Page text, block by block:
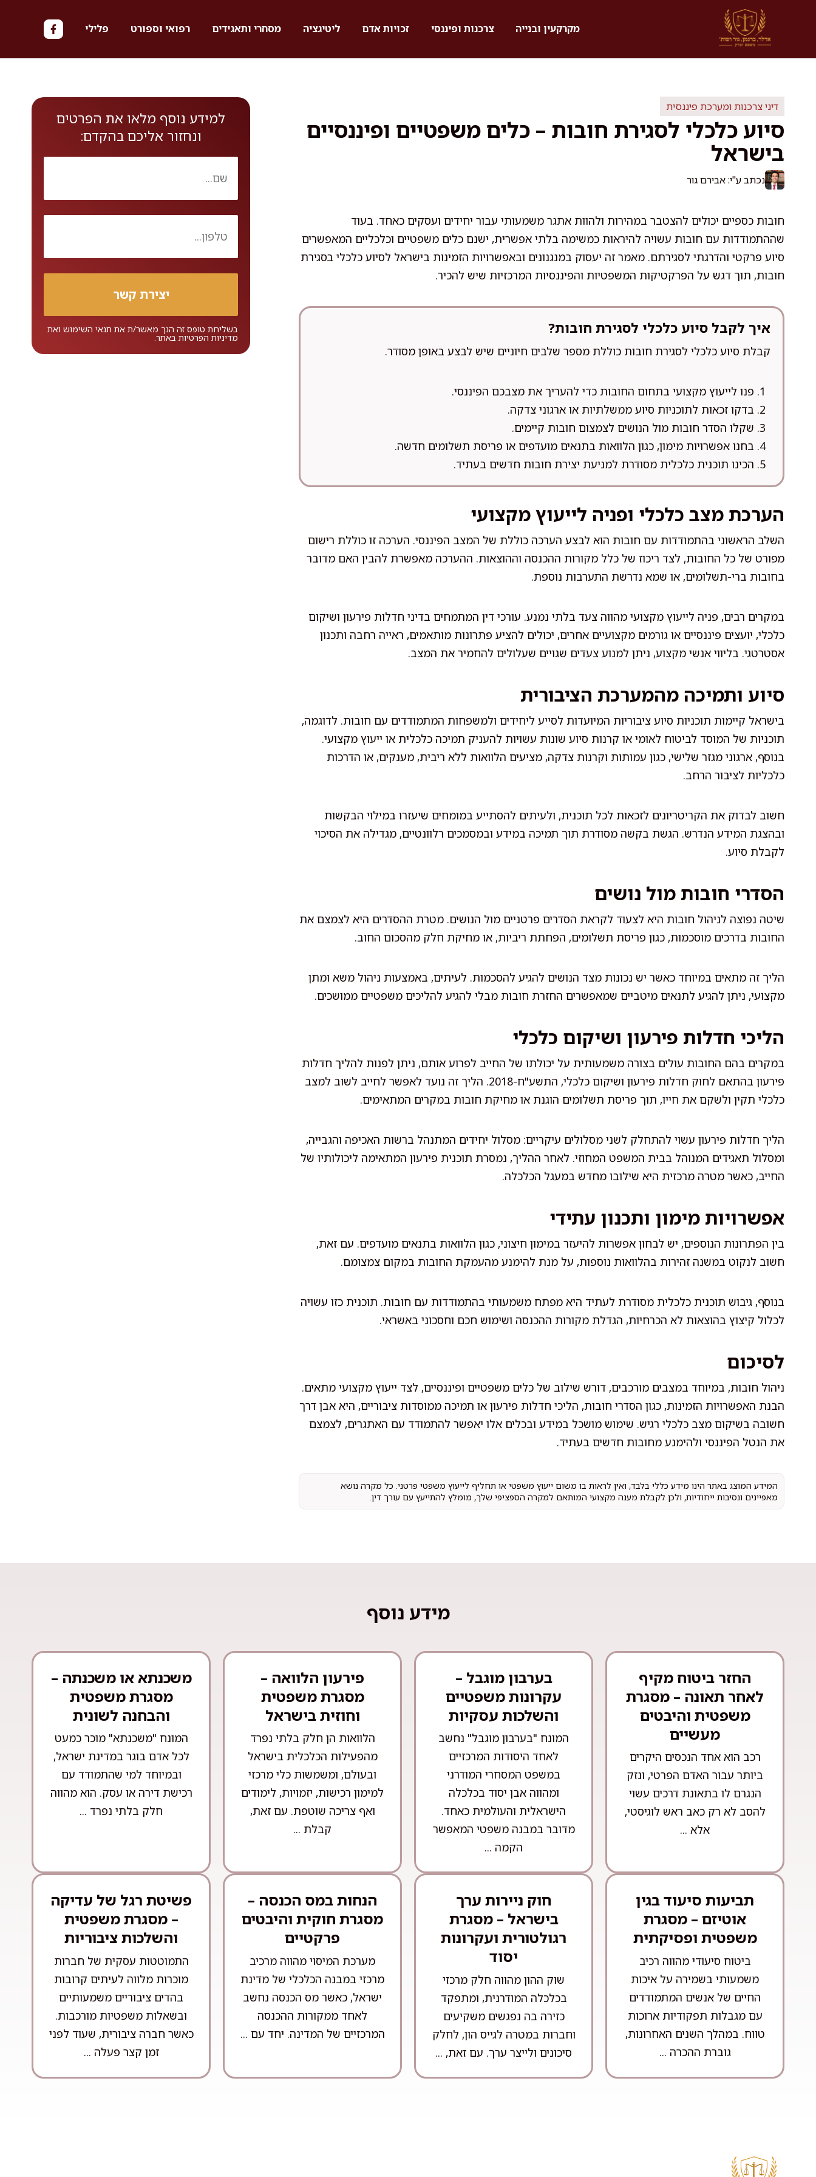
מקרקעין ובנייה צרכנות ופיננסי זכויות אדם ליטיגציה מסחרי ותאגידים רפואי וספורט פלילי
דיני צרכנות ומערכת פיננסית
סיוע כלכלי לסגירת חובות – כלים משפטיים ופיננסיים
בישראל
נכתב ע"י: אבירם גור
חובות כספיים יכולים להצטבר במהירות ולהוות אתגר משמעותי עבור יחידים ועסקים כאחד. בעוד
שההתמודדות עם חובות עשויה להיראות כמשימה בלתי אפשרית, ישנם כלים משפטיים וכלכליים המאפשרים
סיוע פרקטי והדרגתי לסגירתם. מאמר זה יעסוק במנגנונים ובאפשרויות הזמינות בישראל לסיוע כלכלי בסגירת
חובות, תוך דגש על הפרקטיקות המשפטיות והפיננסיות המרכזיות שיש להכיר.
איך לקבל סיוע כלכלי לסגירת חובות?
קבלת סיוע כלכלי לסגירת חובות כוללת מספר שלבים חיוניים שיש לבצע באופן מסודר.
פנו לייעוץ מקצועי בתחום החובות כדי להעריך את מצבכם הפיננסי.
בדקו זכאות לתוכניות סיוע ממשלתיות או ארגוני צדקה.
שקלו הסדר חובות מול הנושים לצמצום חובות קיימים.
בחנו אפשרויות מימון, כגון הלוואות בתנאים מועדפים או פריסת תשלומים חדשה.
הכינו תוכנית כלכלית מסודרת למניעת יצירת חובות חדשים בעתיד.
הערכת מצב כלכלי ופניה לייעוץ מקצועי
השלב הראשוני בהתמודדות עם חובות הוא לבצע הערכה כוללת של המצב הפיננסי. הערכה זו כוללת רישום
מפורט של כל החובות, לצד ריכוז של כלל מקורות ההכנסה וההוצאות. ההערכה מאפשרת להבין האם מדובר
בחובות ברי-תשלומים, או שמא נדרשת התערבות נוספת.
במקרים רבים, פניה לייעוץ מקצועי מהווה צעד בלתי נמנע. עורכי דין המתמחים בדיני חדלות פירעון ושיקום
כלכלי, יועצים פיננסיים או גורמים מקצועיים אחרים, יכולים להציע פתרונות מותאמים, ראייה רחבה ותכנון
אסטרטגי. בליווי אנשי מקצוע, ניתן למנוע צעדים שגויים שעלולים להחמיר את המצב.
סיוע ותמיכה מהמערכת הציבורית
בישראל קיימות תוכניות סיוע ציבוריות המיועדות לסייע ליחידים ולמשפחות המתמודדים עם חובות. לדוגמה,
תוכניות של המוסד לביטוח לאומי או קרנות סיוע שונות עשויות להעניק תמיכה כלכלית או ייעוץ מקצועי.
בנוסף, ארגוני מגזר שלישי, כגון עמותות וקרנות צדקה, מציעים הלוואות ללא ריבית, מענקים, או הדרכות
כלכליות לציבור הרחב.
חשוב לבדוק את הקריטריונים לזכאות לכל תוכנית, ולעיתים להסתייע במומחים שיעזרו במילוי הבקשות
ובהצגת המידע הנדרש. הגשת בקשה מסודרת תוך תמיכה במידע ובמסמכים רלוונטיים, מגדילה את הסיכוי
לקבלת סיוע.
הסדרי חובות מול נושים
שיטה נפוצה לניהול חובות היא לצעוד לקראת הסדרים פרטניים מול הנושים. מטרת ההסדרים היא לצמצם את
החובות בדרכים מוסכמות, כגון פריסת תשלומים, הפחתת ריביות, או מחיקת חלק מהסכום החוב.
הליך זה מתאים במיוחד כאשר יש נכונות מצד הנושים להגיע להסכמות. לעיתים, באמצעות ניהול משא ומתן
מקצועי, ניתן להגיע לתנאים מיטביים שמאפשרים החזרת חובות מבלי להגיע להליכים משפטיים ממושכים.
הליכי חדלות פירעון ושיקום כלכלי
במקרים בהם החובות עולים בצורה משמעותית על יכולתו של החייב לפרוע אותם, ניתן לפנות להליך חדלות
פירעון בהתאם לחוק חדלות פירעון ושיקום כלכלי, התשע"ח-2018. הליך זה נועד לאפשר לחייב לשוב למצב
כלכלי תקין ולשקם את חייו, תוך פריסת תשלומים הוגנת או מחיקת חובות במקרים המתאימים.
הליך חדלות פירעון עשוי להתחלק לשני מסלולים עיקריים: מסלול יחידים המתנהל ברשות האכיפה והגבייה,
ומסלול תאגידים המנוהל בבית המשפט המחוזי. לאחר ההליך, נמסרת תוכנית פירעון המתאימה ליכולותיו של
החייב, כאשר מטרה מרכזית היא שילובו מחדש במעגל הכלכלה.
אפשרויות מימון ותכנון עתידי
בין הפתרונות הנוספים, יש לבחון אפשרות להיעזר במימון חיצוני, כגון הלוואות בתנאים מועדפים. עם זאת,
חשוב לנקוט במשנה זהירות בהלוואות נוספות, על מנת להימנע מהעמקת החובות במקום צמצומם.
בנוסף, גיבוש תוכנית כלכלית מסודרת לעתיד היא מפתח משמעותי בהתמודדות עם חובות. תוכנית כזו עשויה
לכלול קיצוץ בהוצאות לא הכרחיות, הגדלת מקורות ההכנסה ושימוש חכם וחסכוני באשראי.
לסיכום
ניהול חובות, במיוחד במצבים מורכבים, דורש שילוב של כלים משפטיים ופיננסיים, לצד ייעוץ מקצועי מתאים.
הבנת האפשרויות הזמינות, כגון הסדרי חובות, הליכי חדלות פירעון או תמיכה ממוסדות ציבוריים, היא אבן דרך
חשובה בשיקום מצב כלכלי רגיש. שימוש מושכל במידע ובכלים אלו יאפשר להתמודד עם האתגרים, לצמצם
את הנטל הפיננסי ולהימנע מחובות חדשים בעתיד.
המידע המוצג באתר הינו מידע כללי בלבד, ואין לראות בו משום ייעוץ משפטי או תחליף לייעוץ משפטי פרטני. כל מקרה נושא
מאפיינים ונסיבות ייחודיות, ולכן לקבלת מענה מקצועי המותאם למקרה הספציפי שלך, מומלץ להתייעץ עם עורך דין.
למידע נוסף מלאו את הפרטים
ונחזור אליכם בהקדם:
בשליחת טופס זה הנך מאשר/ת את תנאי השימושואת
מדיניות הפרטיותבאתר.
מידע נוסף
החזר ביטוח מקיף
לאחר תאונה – מסגרת
משפטית והיבטים
מעשיים
רכב הוא אחד הנכסים היקרים
ביותר עבור האדם הפרטי, ונזק
הנגרם לו בתאונת דרכים עשוי
להסב לא רק כאב ראש לוגיסטי,
אלא ...
בערבון מוגבל –
עקרונות משפטיים
והשלכות עסקיות
המונח "בערבון מוגבל" נחשב
לאחד היסודות המרכזיים
במשפט המסחרי המודרני
ומהווה אבן יסוד בכלכלה
הישראלית והעולמית כאחד.
מדובר במבנה משפטי המאפשר
הקמה ...
פירעון הלוואה –
מסגרת משפטית
וחוזית בישראל
הלוואות הן חלק בלתי נפרד
מהפעילות הכלכלית בישראל
ובעולם, ומשמשות כלי מרכזי
למימון רכישות, יזמויות, לימודים
ואף צריכה שוטפת. עם זאת,
קבלת ...
משכנתא או משכנתה –
מסגרת משפטית
והבחנה לשונית
המונח "משכנתא" מוכר כמעט
לכל אדם בוגר במדינת ישראל,
ובמיוחד למי שהתמודד עם
רכישת דירה או עסק. הוא מהווה
חלק בלתי נפרד ...
תביעות סיעוד בגין
אוטיזם – מסגרת
משפטית ופסיקתית
ביטוח סיעודי מהווה רכיב
משמעותי בשמירה על איכות
החיים של אנשים המתמודדים
עם מגבלות תפקודיות ארוכות
טווח. במהלך השנים האחרונות,
גוברת ההכרה ...
חוק ניירות ערך
בישראל – מסגרת
רגולטורית ועקרונות
יסוד
שוק ההון מהווה חלק מרכזי
בכלכלה המודרנית, ומתפקד
כזירה בה נפגשים משקיעים
וחברות במטרה לגייס הון, לחלק
סיכונים ולייצר ערך. עם זאת, ...
הנחות במס הכנסה –
מסגרת חוקית והיבטים
פרקטיים
מערכת המיסוי מהווה מרכיב
מרכזי במבנה הכלכלי של מדינת
ישראל, כאשר מס הכנסה נחשב
לאחד ממקורות ההכנסה
המרכזיים של המדינה. יחד עם ...
פשיטת רגל של עדיקה
– מסגרת משפטית
והשלכות ציבוריות
התמוטטות עסקית של חברות
מוכרות מלווה לעיתים קרובות
בהדים ציבוריים משמעותיים
ובשאלות משפטיות מורכבות.
כאשר חברה ציבורית, שעוד לפני
זמן קצר פעלה ...